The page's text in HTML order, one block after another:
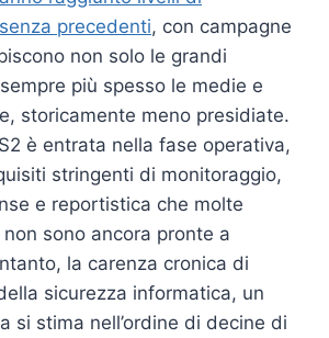
precedenti, con campagne
non solo le grandi
più spesso le medie e
storicamente meno presidiate.
è entrata nella fase operativa,
stringenti di monitoraggio,
e reportistica che molte
sono ancora pronte a
la carenza cronica di
sicurezza informatica, un
si stima nell’ordine di decine di